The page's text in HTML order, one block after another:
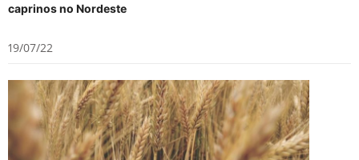
caprinos no Nordeste
19/07/22